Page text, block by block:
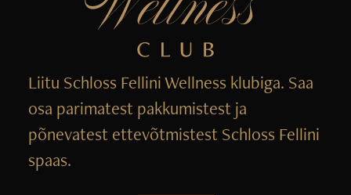
Liitu Schloss Fellini Wellness klubiga. Saa
osa parimatest pakkumistest ja
põnevatest ettevõtmistest Schloss Fellini
spaas.